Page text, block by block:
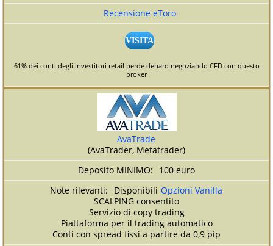
Recensione eToro
VISITA
61% dei conti degli investitori retail perde denaro negoziando CFD con questo
broker
AvaTrade
(AvaTrader, Metatrader)
100 euro
Disponibili Opzioni Vanilla
SCALPING consentito
Servizio di copy trading
Piattaforma per il trading automatico
Conti con spread fissi a partire da 0,9 pip